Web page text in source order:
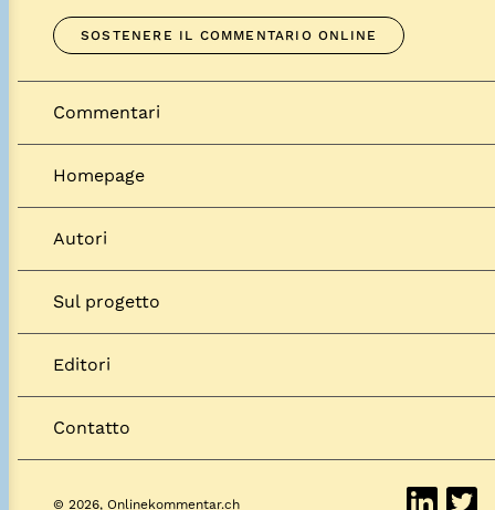
SOSTENERE IL COMMENTARIO ONLINE
Commentari
Homepage
Autori
Sul progetto
Editori
Contatto
© 2026, Onlinekommentar.ch